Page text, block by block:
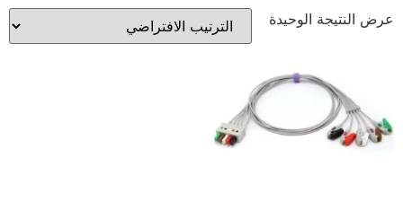
عرض النتيجة الوحيدة